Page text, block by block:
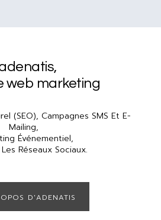
,
web marketing
(SEO), Campagnes SMS Et E-
Mailing,
Événementiel,
Réseaux Sociaux.
D'ADENATIS